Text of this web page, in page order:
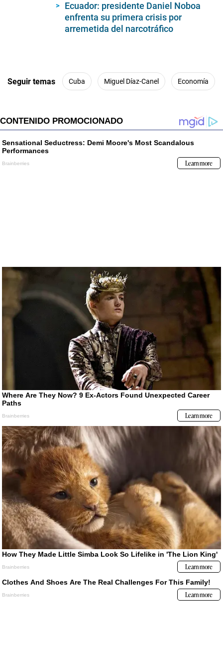
Ecuador: presidente Daniel Noboa
enfrenta su primera crisis por
arremetida del narcotráfico
Seguir temas Cuba Miguel Díaz-Canel Economía